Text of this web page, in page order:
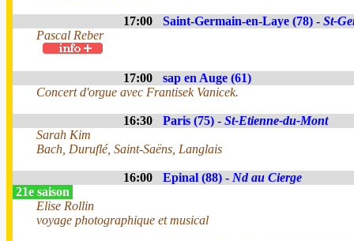
17:00 Saint-Germain-en-Laye (78) - St-
Pascal Reber
17:00
sap en Auge (61)
Concert d'orgue avec Frantisek Vanicek.
16:30 Paris (75) - St-Etienne-du-Mont
Sarah Kim
Bach, Duruflé, Saint-Saëns, Langlais
16:00 Epinal (88) - Nd au Cierge
21e saison
Elise Rollin
voyage photographique et musical